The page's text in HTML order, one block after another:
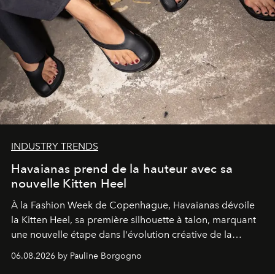
INDUSTRY TRENDS
Havaianas prend de la hauteur avec sa
nouvelle Kitten Heel
À la Fashion Week de Copenhague, Havaianas dévoile
la Kitten Heel, sa première silhouette à talon, marquant
une nouvelle étape dans l'évolution créative de la
06.08.2026 by Pauline Borgogno